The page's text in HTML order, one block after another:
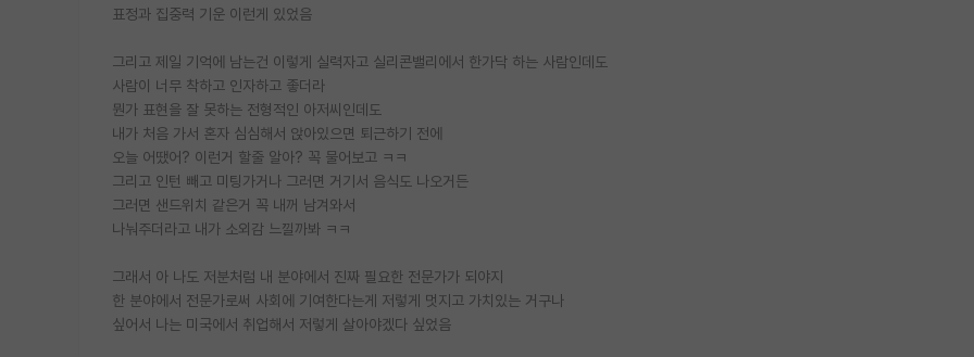
표정과 집중력 기운 이런게 있었음
그리고 제일 기억에 남는건 이렇게 실력자고 실리콘밸리에서 한가닥 하는 사람인데도
사람이 너무 착하고 인자하고 좋더라
뭔가 표현을 잘 못하는 전형적인 아저씨인데도
내가 처음 가서 혼자 심심해서 앉아있으면 퇴근하기 전에
오늘 어땠어? 이런거 할줄 알아? 꼭 물어보고 ㅋㅋ
그리고 인턴 빼고 미팅가거나 그러면 거기서 음식도 나오거든
그러면 샌드위치 같은거 꼭 내꺼 남겨와서
나눠주더라고 내가 소외감 느낄까봐 ㅋㅋ
그래서 아 나도 저분처럼 내 분야에서 진짜 필요한 전문가가 되야지
한 분야에서 전문가로써 사회에 기여한다는게 저렇게 멋지고 가치있는 거구나
싶어서 나는 미국에서 취업해서 저렇게 살아야겠다 싶었음